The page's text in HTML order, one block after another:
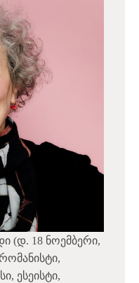
(დ. 18 ნოემბერი,
ესეისტი,